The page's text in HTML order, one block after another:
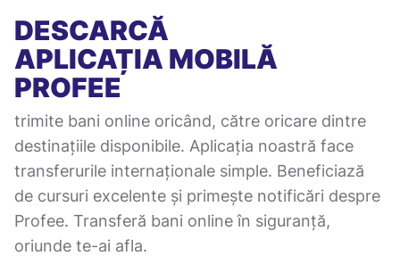
DESCARCĂ
APLICAȚIA MOBILĂ
PROFEE
trimite bani online oricând, către oricare dintre
destinațiile disponibile. Aplicația noastră face
transferurile internaționale simple. Beneficiază
de cursuri excelente și primește notificări despre
Profee. Transferă bani online în siguranță,
oriunde te-ai afla.